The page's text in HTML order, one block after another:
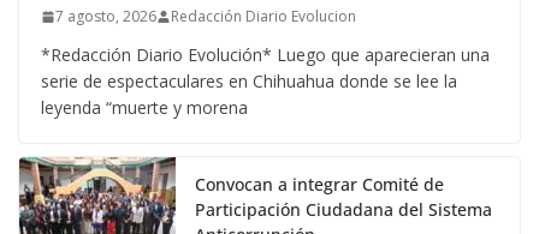
7 agosto, 2026 Redacción Diario Evolucion
*Redacción Diario Evolución* Luego que aparecieran una
serie de espectaculares en Chihuahua donde se lee la
leyenda “muerte y morena
Convocan a integrar Comité de
Participación Ciudadana del Sistema